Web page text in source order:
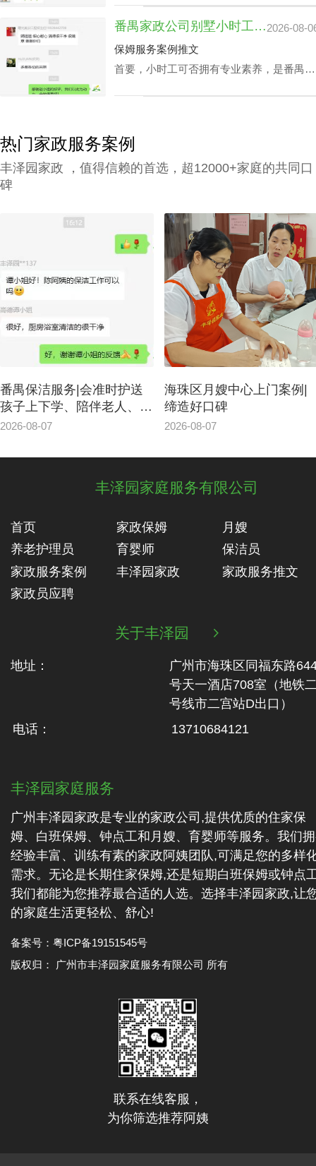
选项，为所有的顾客筹办家政管家方案。
4、要与所有的顾客签署条约，提供项目及
广州家政中心流程价位需列明。
姨。
番禺家政公司别墅小时工收费会因雇主要求而变动？2026-08-
保姆服务案例推文
首要，小时工可否拥有专业素养，是番禺家
公司别墅小时工收费都是紧密依赖的。
热门家政服务案例
丰泽园家政 ，值得信赖的首选，超12000+家庭的共同口
碑
海珠区月嫂中心上门案例|
缔造好口碑
2026-08-07
广州家政小时工服务，讲
东话、简洁房间、喂宠物
东西
2026-08-07
丰泽园家庭服务有限公司
首页 家政保姆
月嫂
养老护理员
育婴师
保洁员
家政服务案例
丰泽园家政
家政服务推文
家政员应聘
关于丰泽园 
地址：
广州市海珠区同福东路
号天一酒店708室（地铁‬
号线市二‬宫站D出口）
电话：
13710684121
丰泽园家庭服务
广州丰泽园家政是专业的家政公司,提供优质的住家保
姆、白班保姆、钟点工和月嫂、育婴师等服务。我们
经验丰富、训练有素的家政阿姨团队,可满足您的多样
需求。无论是长期住家保姆,还是短期白班保姆或钟点
我们都能为您推荐最合适的人选。选择丰泽园家政,让
的家庭生活更轻松、舒心!
备案号： 粤ICP备19151545号
版权归： 广州市丰泽园家庭服务有限公司 所有
联系在线客服，
为你筛选推荐阿姨